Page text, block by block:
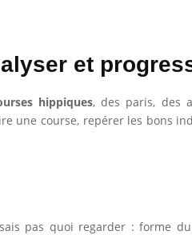
et
hippiques, des paris, des
une course, repérer les bons
pas quoi regarder : forme du